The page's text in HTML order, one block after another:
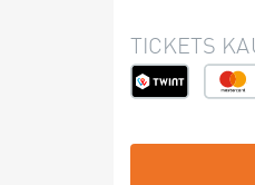
TICKETS